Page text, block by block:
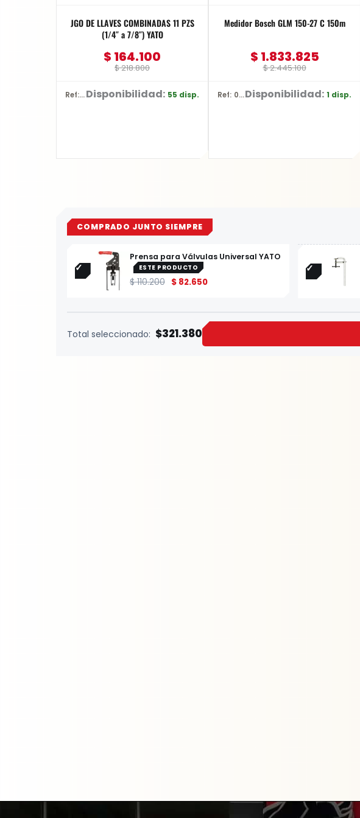
JGO DE LLAVES COMBINADAS 11 PZS
(1/4″ a 7/8″) YATO
$218.800
$ 164.100
Ref: YT-48851Disponibilidad: 55 disp.
Medidor Bosch GLM 150-27 C 150m
$2.445.100
$ 1.833.825
Ref: 0601.072.Z00-000Disponibilidad: 1 disp.
COMPRADO JUNTO SIEMPRE
Prensa para Válvulas Universal YATO
ESTE PRODUCTO
$110.200 $82.650
Total seleccionado: $321.380